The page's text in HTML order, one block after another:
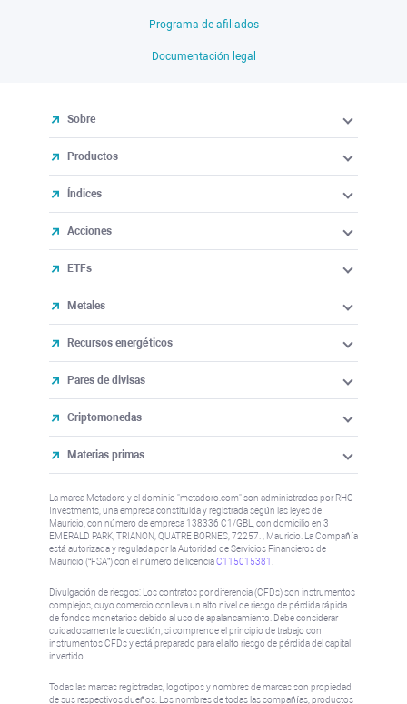
Programa de afiliados
Documentación legal
Sobre
Productos
Índices
Acciones
ETFs
Metales
Recursos energéticos
Pares de divisas
Criptomonedas
Materias primas
La marca Metadoro y el dominio "metadoro.com" son administrados por RHC
Investments, una empresa constituida y registrada según las leyes de
Mauricio, con número de empresa 138336 C1/GBL, con domicilio en 3
EMERALD PARK, TRIANON, QUATRE BORNES, 72257. , Mauricio. La Compañía
está autorizada y regulada por la Autoridad de Servicios Financieros de
Mauricio (“FSA”) con el número de licenciaC115015381
Divulgación de riesgos: Los contratos por diferencia (CFDs) son instrumentos
complejos, cuyo comercio conlleva un alto nivel de riesgo de pérdida rápida
de fondos monetarios debido al uso de apalancamiento. Debe considerar
cuidadosamente la cuestión, si comprende el principio de trabajo con
instrumentos CFDs y está preparado para el alto riesgo de pérdida del capital
invertido.
Todas las marcas registradas, logotipos y nombres de marcas son propiedad
de sus respectivos dueños. Los nombres de todas las compañías, productos